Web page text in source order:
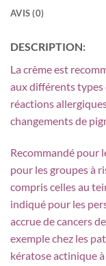
AVIS (0)
DESCRIPTION:
La crème est
aux différents types
réactions
changements de
Recommandé pour
pour les groupes à
compris celles au
indiqué pour les
accrue de cancers
exemple chez les
kératose actinique